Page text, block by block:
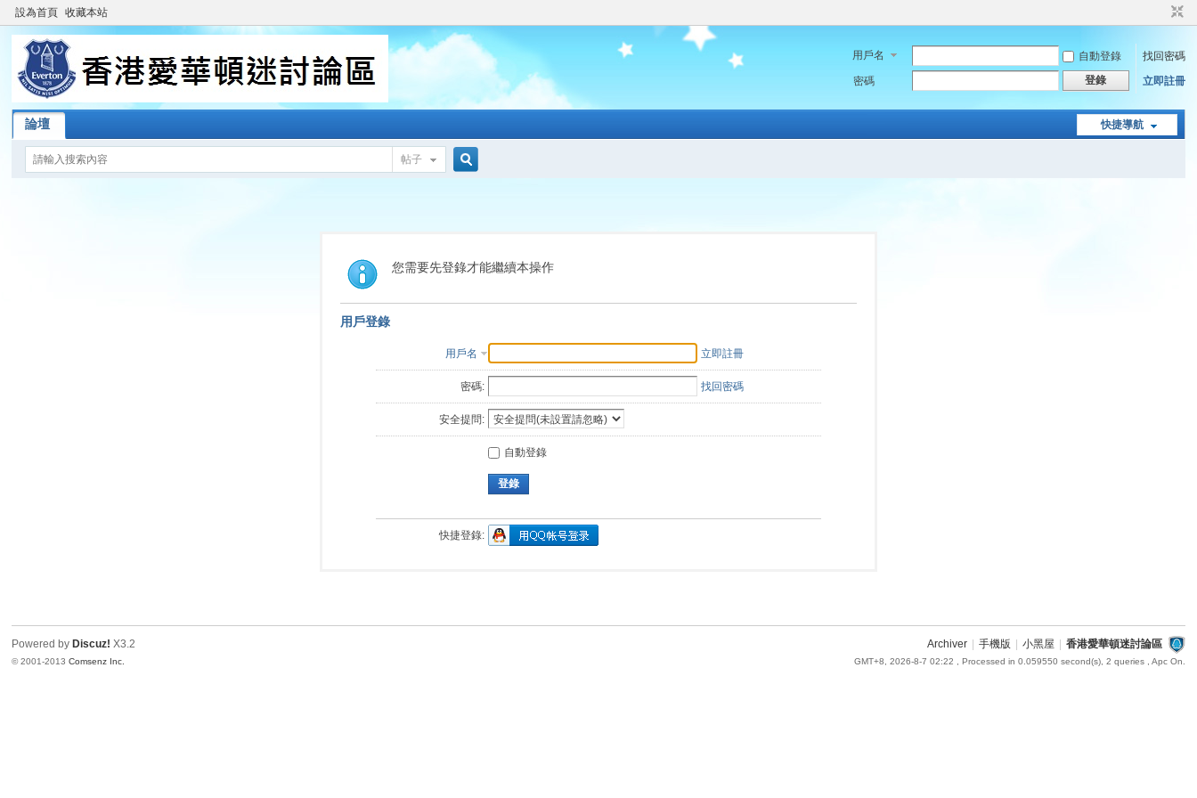
設為首頁 收藏本站
用戶名 自動登錄
找回密碼
密碼
登錄 立即註冊
快捷導航
論壇
帖子
索
您需要先登錄才能繼續本操作
用戶登錄
用戶名 立即註冊
密碼: 找回密碼
安全提問:
自動登錄
登錄
快捷登錄:
Archiver 手機版 小黑屋 香港愛華頓迷討論區
GMT+8, 2026-8-7 02:22 , Processed in 0.059550 second(s), 2 queries , Apc On.
Powered by Discuz! X3.2
© 2001-2013Comsenz Inc.